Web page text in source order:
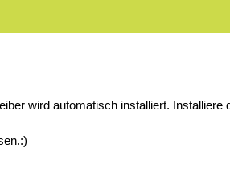
wird automatisch installiert.